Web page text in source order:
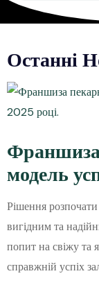
Останні
Франшиза
модель
Рішення
вигідним та
попит на свіжу та
справжній успіх